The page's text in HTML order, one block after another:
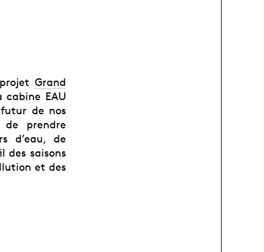
Grand
cabine EAU
de nos
prendre
d’eau, de
des saisons
et des